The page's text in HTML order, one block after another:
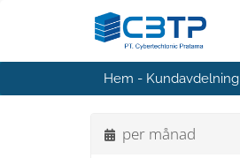
Hem - Kundavdelning
per månad